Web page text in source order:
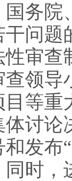
务
干问
审
领导
等重
讨论
发布
时，